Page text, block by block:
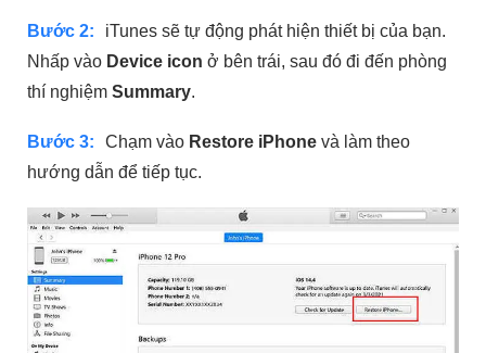
Bước 2:
iTunes sẽ tự động phát hiện thiết bị của bạn.
Nhấp vào Device icon ở bên trái, sau đó đi đến phòng
thí nghiệm Summary.
Bước 3: Chạm vào Restore iPhone và làm theo
hướng dẫn để tiếp tục.